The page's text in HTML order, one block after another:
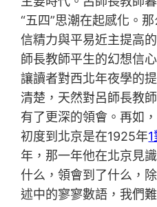
“五四”思潮在起感化。
信精力與平易近主提高
師長教師平生的幻想信
讓讀者對西北年夜學的
清楚，天然對呂師長教
有了更深的領會。再如
初度到北京是在1925年
年，那一年他在北京見
什么，領會到了什么，
述中的寥寥數語，我們